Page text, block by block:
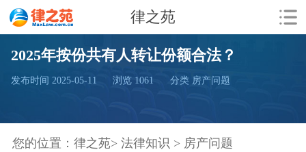
律之苑
2025年按份共有人转让份额合法？
发布时间 2025-05-11 浏览 1061 分类 房产问题
您的位置： 律之苑> 法律知识 > 房产问题